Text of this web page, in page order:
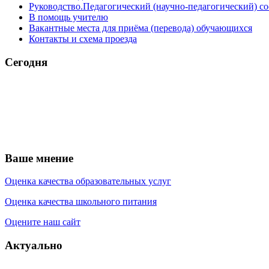
Руководство.Педагогический (научно-педагогический)
В помощь учителю
Вакантные места для приёма (перевода) обучающихся
Контакты и схема проезда
Сегодня
Ваше мнение
Оценка качества образовательных услуг
Оценка качества школьного питания
Оцените наш сайт
Актуально